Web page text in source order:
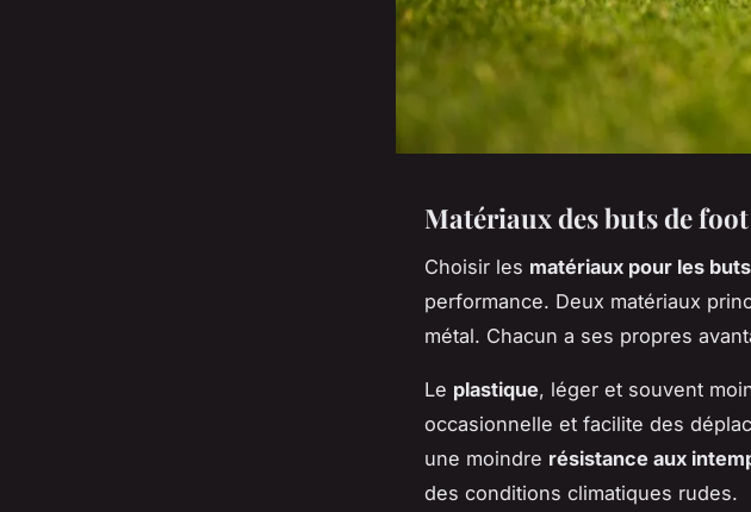
Matériaux des buts de foot
Choisir les matériaux pour les
performance. Deux matériaux
métal. Chacun a ses propres
Le plastique, léger et souvent
occasionnelle et facilite des
une moindre résistance aux
des conditions climatiques rudes.